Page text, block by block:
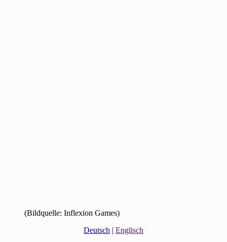
(Bildquelle: Inflexion Games)
Deutsch | Englisch